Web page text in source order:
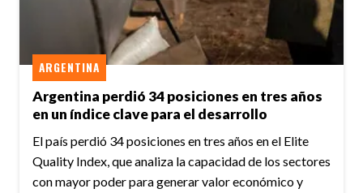
Argentina perdió 34 posiciones en tres años
en un índice clave para el desarrollo
ARGENTINA
El país perdió 34 posiciones en tres años en el Elite
Quality Index, que analiza la capacidad de los sectores
con mayor poder para generar valor económico y